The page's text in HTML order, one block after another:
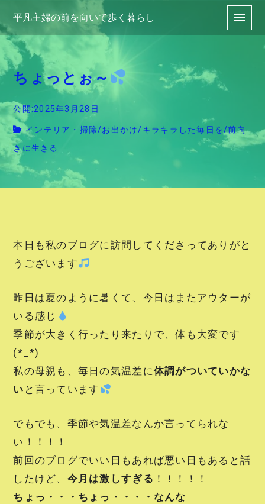
平凡主婦の前を向いて歩く暮らし
ちょっとぉ～
公開:2025年3月28日
インテリア・掃除/お出かけ/キラキラした毎日を/前向
きに生きる
本日も私のブログに訪問してくださってありがと
うございます
昨日は夏のように暑くて、今日はまたアウターが
いる感じ
季節が大きく行ったり来たりで、体も大変です
(*_*)
私の母親も、毎日の気温差に体調がついていかな
い と言っています
でもでも、季節や気温差なんか言ってられな
い！！！！
前回のブログでいい日もあれば悪い日もあると話
したけど、 今月は激しすぎる ！！！！！
ちょっ・・・ちょっ・・・・なんな